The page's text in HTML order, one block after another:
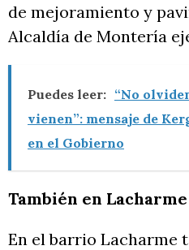
de mejoramiento y
Alcaldía de Montería
Puedes leer: “No
vienen”: mensaje de
en el Gobierno
También en Lacharme
En el barrio Lacharme